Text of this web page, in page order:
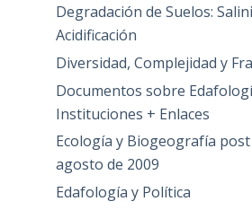
Degradación de Suelos:
Acidificación
Diversidad, Complejidad y
Documentos sobre
Instituciones + Enlaces
Ecología y Biogeografía
agosto de 2009
Edafología y Política